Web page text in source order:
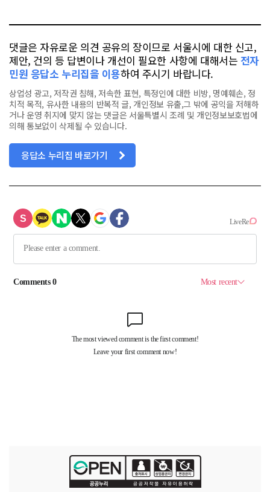
댓글은 자유로운 의견 공유의 장이므로 서울시에 대한 신고,
제안, 건의 등 답변이나 개선이 필요한 사항에 대해서는 전자
민원 응답소 누리집을 이용하여 주시기 바랍니다.
상업성 광고, 저작권 침해, 저속한 표현, 특정인에 대한 비방, 명예훼손, 정
치적 목적, 유사한 내용의 반복적 글, 개인정보 유출,그 밖에 공익을 저해하
거나 운영 취지에 맞지 않는 댓글은 서울특별시 조례 및 개인정보보호법에
의해 통보없이 삭제될 수 있습니다.
응답소 누리집 바로가기